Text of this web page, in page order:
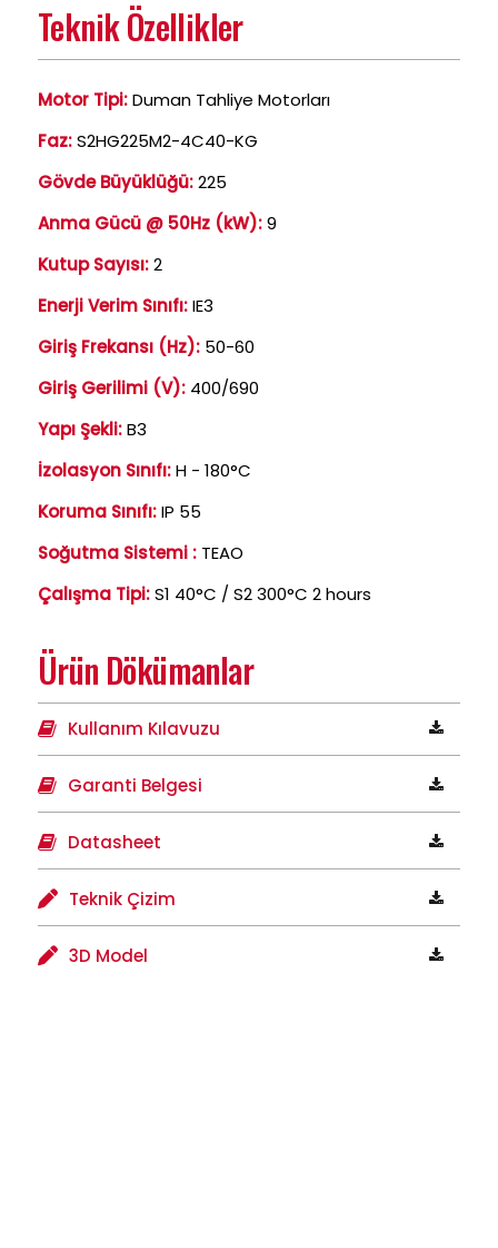
Teknik Özellikler
Motor Tipi:Duman Tahliye Motorları
Faz:S2HG225M2-4C40-KG
Gövde Büyüklüğü:225
Anma Gücü @ 50Hz (kW):9
Kutup Sayısı:2
Enerji Verim Sınıfı:IE3
Giriş Frekansı (Hz): 50-60
Giriş Gerilimi (V): 400/690
Yapı Şekli:B3
İzolasyon Sınıfı:H - 180°C
Koruma Sınıfı:IP 55
Soğutma Sistemi : TEAO
Çalışma Tipi:S1 40°C / S2 300°C 2 hours
Ürün Dökümanlar
Kullanım Kılavuzu
Garanti Belgesi
Datasheet
Teknik Çizim
3D Model